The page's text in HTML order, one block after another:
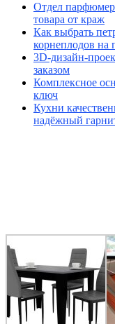
Отдел
товара от краж
Как выбрать
корнеплодов на
3D-дизайн-
заказом
Комплексное
ключ
Кухни
надёжный